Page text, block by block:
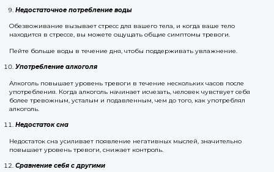
Недостаточное потребление воды
Обезвоживание вызывает стресс для вашего тела, и когда ваше тело
находится в стрессе, вы можете ощущать общие симптомы тревоги.
Пейте больше воды в течение дня, чтобы поддерживать увлажнение.
Употребление алкоголя
Алкоголь повышает уровень тревоги в течение нескольких часов после
употребления. Когда алкоголь начинает исчезать, человек чувствует себя
более тревожным, усталым и подавленным, чем до того, как употреблял
алкоголь.
Недостаток сна
Недостаток сна усиливает появление негативных мыслей, значительно
повышает уровень тревоги, снижает контроль.
Сравнение себя с другими